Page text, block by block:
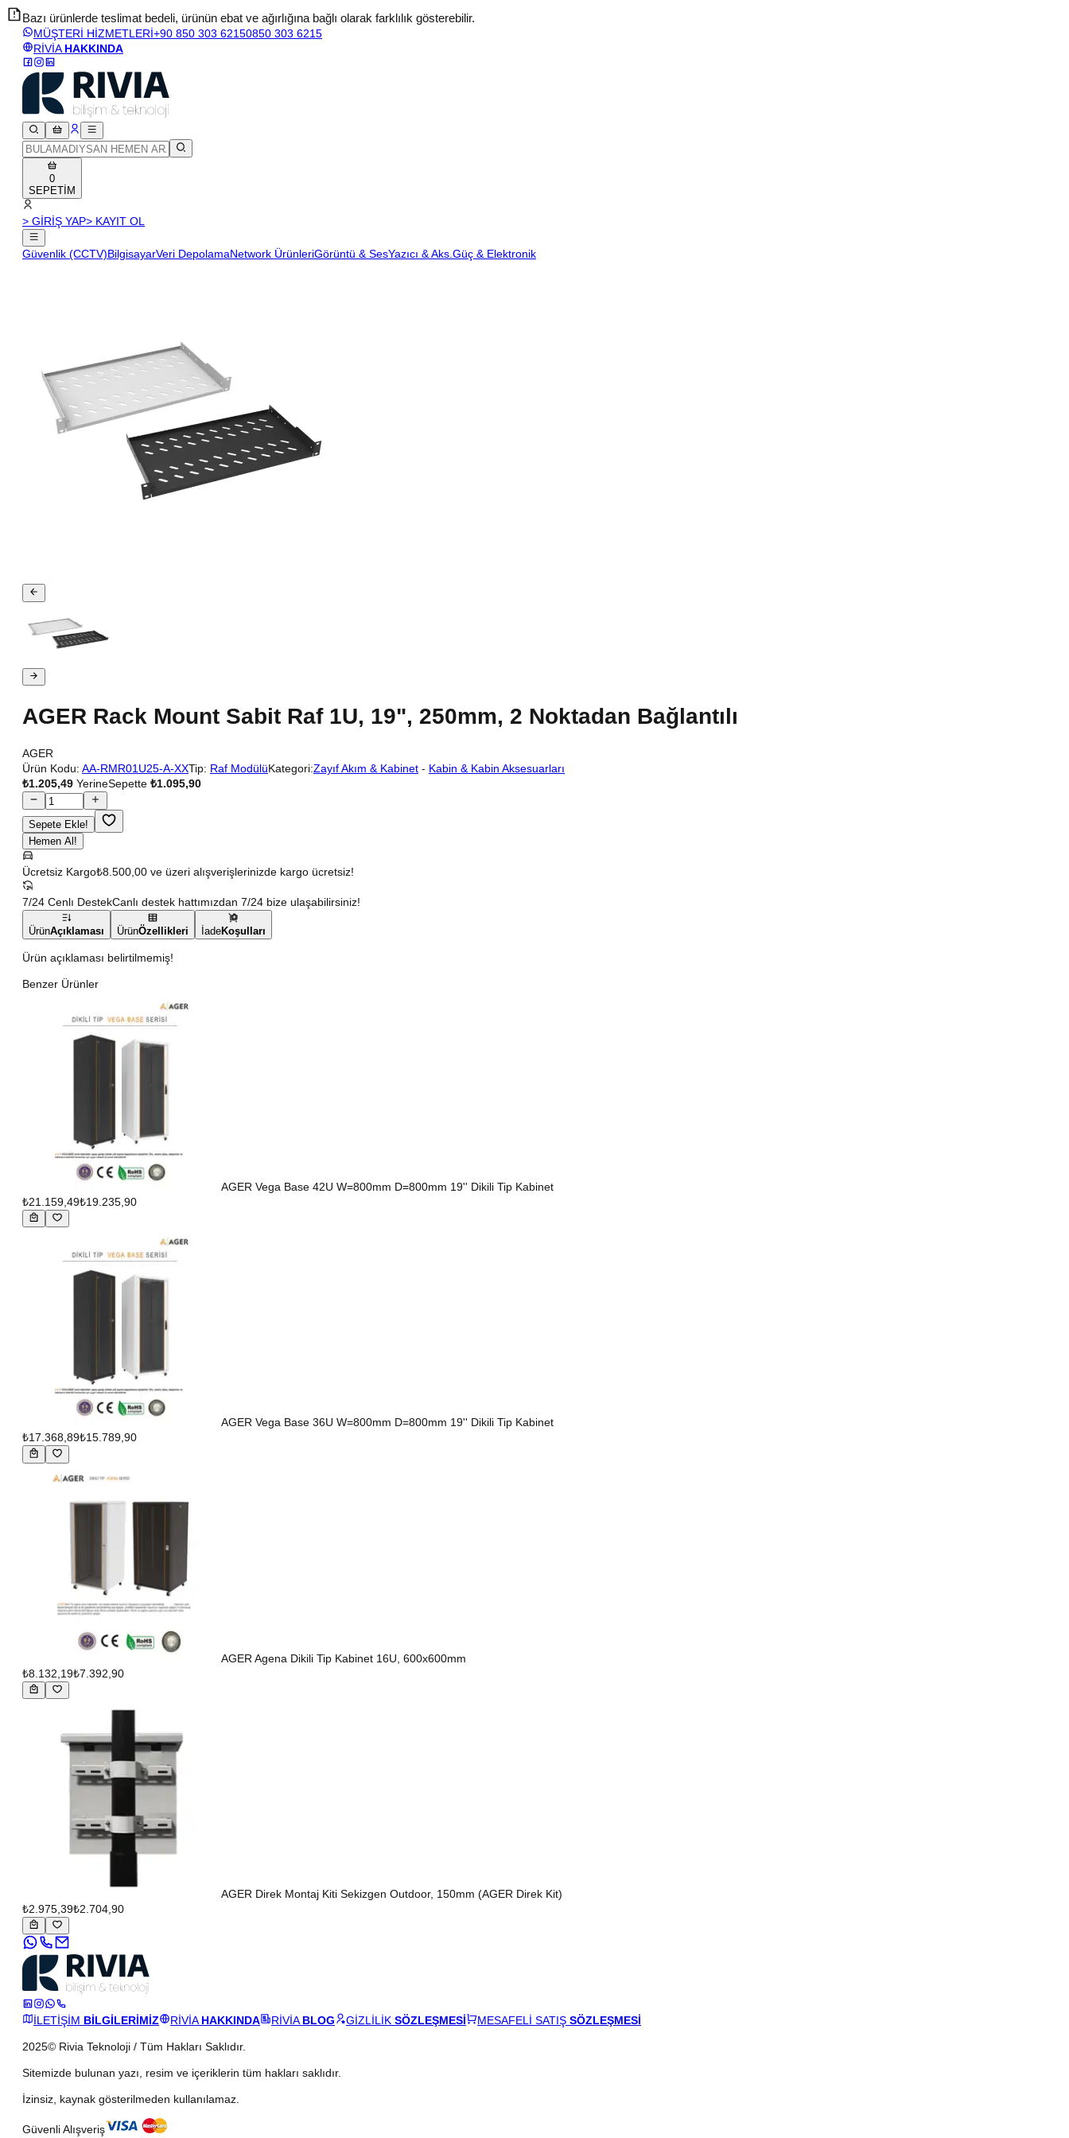
Bazı ürünlerde teslimat bedeli, ürünün ebat ve ağırlığına bağlı olarak farklılık gösterebilir.
MÜŞTERİ HİZMETLERİ+90 850 303 62150850 303 6215
RİVİA HAKKINDA
0
SEPETİM
> GİRİŞ YAP> KAYIT OL
Güvenlik (CCTV)BilgisayarVeri DepolamaNetwork ÜrünleriGörüntü & SesYazıcı & Aks.Güç & Elektronik
AGER Rack Mount Sabit Raf 1U, 19", 250mm, 2 Noktadan Bağlantılı
AGER
Ürün Kodu: AA-RMR01U25-A-XXTip: Raf ModülüKategori:Zayıf Akım & Kabinet - Kabin & Kabin Aksesuarları
₺1.205,49 YerineSepette ₺1.095,90
Sepete Ekle!
Hemen Al!
Ücretsiz Kargo₺8.500,00 ve üzeri alışverişlerinizde kargo ücretsiz!
7/24 Cenlı DestekCanlı destek hattımızdan 7/24 bize ulaşabilirsiniz!
ÜrünAçıklaması ÜrünÖzellikleri İadeKoşulları
Ürün açıklaması belirtilmemiş!
Benzer Ürünler
AGER Vega Base 42U W=800mm D=800mm 19'' Dikili Tip Kabinet
₺21.159,49₺19.235,90
AGER Vega Base 36U W=800mm D=800mm 19'' Dikili Tip Kabinet
₺17.368,89₺15.789,90
AGER Agena Dikili Tip Kabinet 16U, 600x600mm
₺8.132,19₺7.392,90
AGER Direk Montaj Kiti Sekizgen Outdoor, 150mm (AGER Direk Kit)
₺2.975,39₺2.704,90
İLETİŞİM BİLGİLERİMİZ RİVİAHAKKINDA RİVİABLOG GİZLİLİK SÖZLEŞMESİ MESAFELİ SATIŞ SÖZLEŞMESİ
2025© Rivia Teknoloji / Tüm Hakları Saklıdır.
Sitemizde bulunan yazı, resim ve içeriklerin tüm hakları saklıdır.
İzinsiz, kaynak gösterilmeden kullanılamaz.
Güvenli Alışveriş